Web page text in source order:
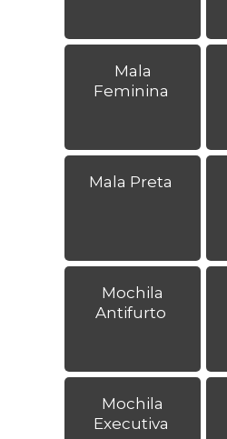
Mala
Feminina
Mala Preta
Mochila
Antifurto
Mochila
Executiva